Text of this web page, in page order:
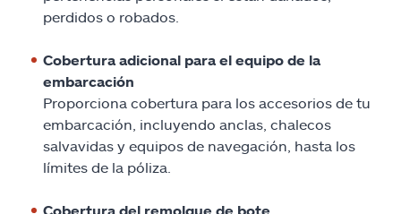
perdidos o robados.
Cobertura adicional para el equipo de la
embarcación
Proporciona cobertura para los accesorios de tu
embarcación, incluyendo anclas, chalecos
salvavidas y equipos de navegación, hasta los
límites de la póliza.
Cobertura del remolque de bote